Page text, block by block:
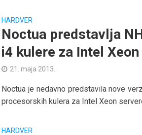
HARDVER
Noctua predstavlja
i4 kulere za Intel
21. maja 2013.
Noctua je nedavno predstavila nove
procesorskih kulera za Intel Xeon
HARDVER